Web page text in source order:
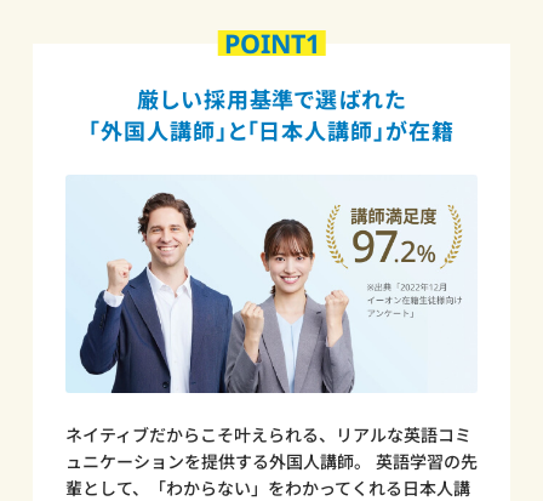
POINT1
厳しい採用基準で選ばれた
「外国人講師」と「日本人講師」が在籍
ネイティブだからこそ叶えられる、リアルな英語コミ
ュニケーションを提供する外国人講師。 英語学習の先
輩として、「わからない」をわかってくれる日本人講